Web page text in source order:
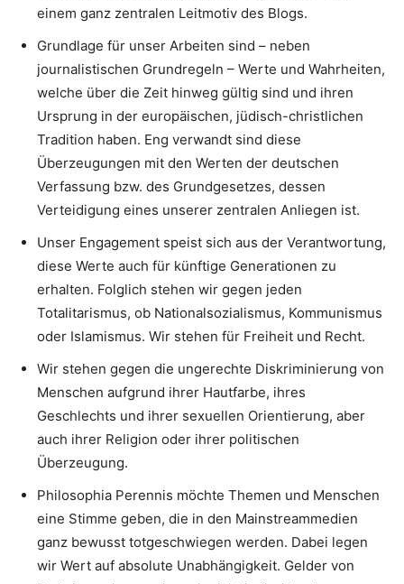
einem ganz zentralen Leitmotiv des Blogs.
Grundlage für unser Arbeiten sind – neben
journalistischen Grundregeln – Werte und Wahrheiten,
welche über die Zeit hinweg gültig sind und ihren
Ursprung in der europäischen, jüdisch-christlichen
Tradition haben. Eng verwandt sind diese
Überzeugungen mit den Werten der deutschen
Verfassung bzw. des Grundgesetzes, dessen
Verteidigung eines unserer zentralen Anliegen ist.
Unser Engagement speist sich aus der Verantwortung,
diese Werte auch für künftige Generationen zu
erhalten. Folglich stehen wir gegen jeden
Totalitarismus, ob Nationalsozialismus, Kommunismus
oder Islamismus. Wir stehen für Freiheit und Recht.
Wir stehen gegen die ungerechte Diskriminierung von
Menschen aufgrund ihrer Hautfarbe, ihres
Geschlechts und ihrer sexuellen Orientierung, aber
auch ihrer Religion oder ihrer politischen
Überzeugung.
Philosophia Perennis möchte Themen und Menschen
eine Stimme geben, die in den Mainstreammedien
ganz bewusst totgeschwiegen werden. Dabei legen
wir Wert auf absolute Unabhängigkeit. Gelder von